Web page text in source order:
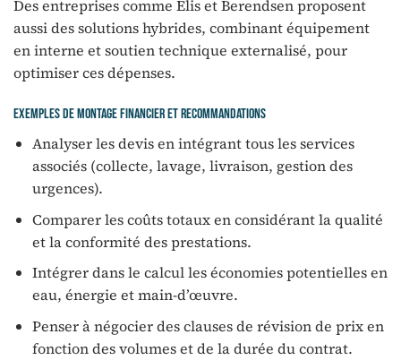
Des entreprises comme Elis et Berendsen proposent
aussi des solutions hybrides, combinant équipement
en interne et soutien technique externalisé, pour
optimiser ces dépenses.
Exemples de montage financier et recommandations
Analyser les devis en intégrant tous les services
associés (collecte, lavage, livraison, gestion des
urgences).
Comparer les coûts totaux en considérant la qualité
et la conformité des prestations.
Intégrer dans le calcul les économies potentielles en
eau, énergie et main-d’œuvre.
Penser à négocier des clauses de révision de prix en
fonction des volumes et de la durée du contrat.